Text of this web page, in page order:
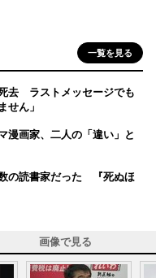
一覧を見る
去 ラストメッセージでも
ん」
画家、二人の「違い」と
の読書家だった 『死ぬほ
画像で見る